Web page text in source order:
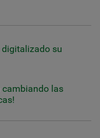
su
cambiando las